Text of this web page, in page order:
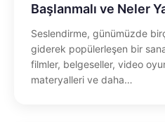
Başlanmalı ve Neler
Seslendirme, günümüzde
giderek popülerleşen bir
filmler, belgeseller, video
materyalleri ve daha…